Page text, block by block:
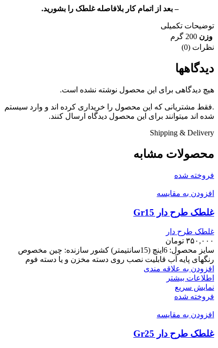
– بعد از اتمام کار بلافاصله غلطک را بشورید.
توضیحات تکمیلی
وزن 200 گرم
نظرات (0)
دیدگاهها
هیچ دیدگاهی برای این محصول نوشته نشده است.
.فقط مشتریانی که این محصول را خریداری کرده اند و وارد سیستم
شده اند میتوانند برای این محصول دیدگاه ارسال کنند.
Shipping & Delivery
محصولات مشابه
فروخته شده
افزودن به مقایسه
غلطک طرح دار Gr15
غلطک طرح دار
۳۵۰,۰۰۰ تومان
سایز محصول: 6اینچ (15سانتیمتر) کشور سازنده: چین مخصوص
رنگهای پایه آب قابلیت نصب روی دسته مخزن و یا دسته فوم
افزودن به علاقه مندی
اطلاعات بیشتر
نمایش سریع
فروخته شده
افزودن به مقایسه
غلطک طرح دار Gr25